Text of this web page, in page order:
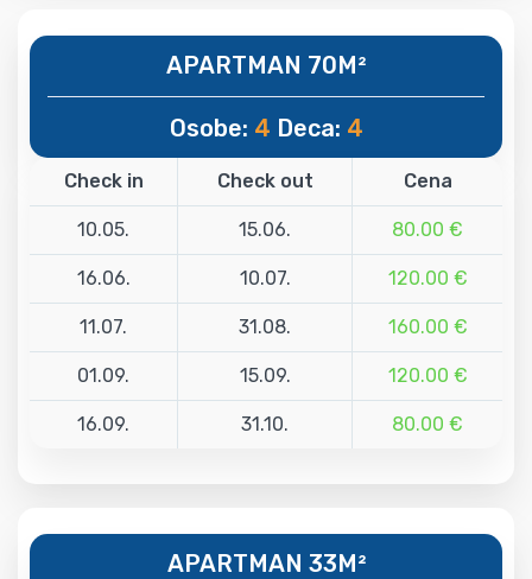
APARTMAN 70M²
Osobe: 4 Deca: 4
Check in Check out Cena
10.05. 15.06. 80.00 €
16.06. 10.07. 120.00 €
11.07. 31.08. 160.00 €
01.09. 15.09. 120.00 €
16.09. 31.10. 80.00 €
APARTMAN 33M²